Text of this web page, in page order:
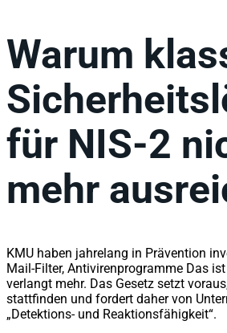
Warum
für NIS-2
mehr
KMU haben jahrelang in Prävention
Mail-Filter, Antivirenprogramme Das
verlangt mehr. Das Gesetz setzt
stattfinden und fordert daher von
„Detektions- und Reaktionsfähigkeit“.